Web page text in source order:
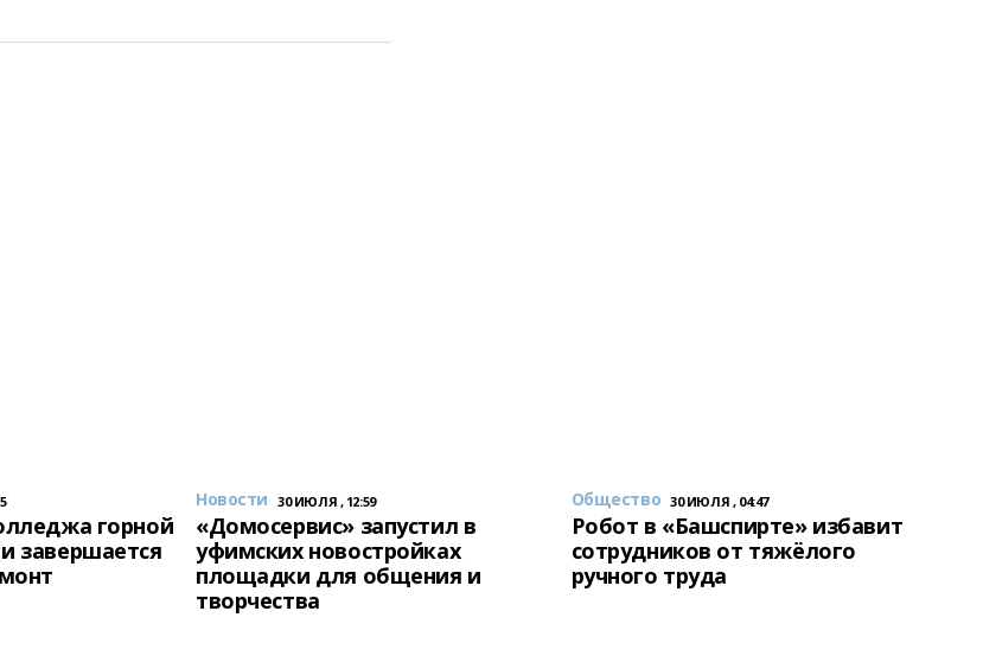
горной
завершается
Новости 30 ИЮЛЯ , 12:59
«Домосервис» запустил в
уфимских новостройках
площадки для общения и
творчества
Общество 30 ИЮЛЯ , 04:47
Робот в «Башспирте» избавит
сотрудников от тяжёлого
ручного труда